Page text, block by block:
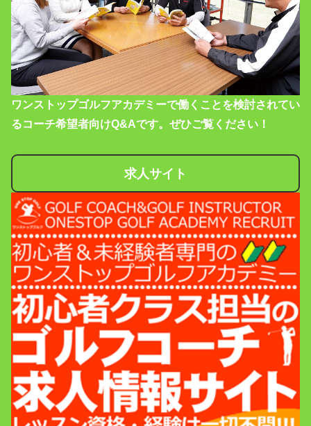
ワンストップゴルフアカデミーで働くことを検討されてい
るコーチ希望者向けQ&Aです。ぜひご覧ください！
求人サイト